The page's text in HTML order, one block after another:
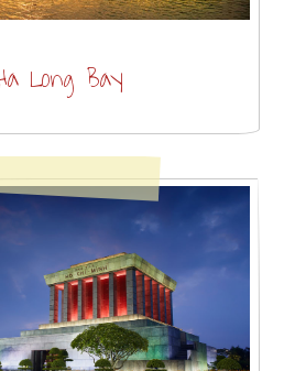
Long Bay